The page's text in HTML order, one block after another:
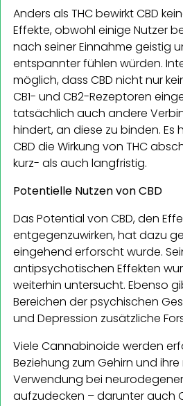
Anders als THC bewirkt CBD
Effekte, obwohl einige Nutzer
nach seiner Einnahme geistig
entspannter fühlen würden.
möglich, dass CBD nicht nur
CB1- und CB2-Rezeptoren
tatsächlich auch andere
hindert, an diese zu binden. Es
CBD die Wirkung von THC
kurz- als auch langfristig.
Potentielle Nutzen von CBD
Das Potential von CBD, den
entgegenzuwirken, hat dazu
eingehend erforscht wurde.
antipsychotischen Effekten
weiterhin untersucht. Ebenso
Bereichen der psychischen
und Depression zusätzliche
Viele Cannabinoide werden
Beziehung zum Gehirn und
Verwendung bei
aufzudecken – darunter auch